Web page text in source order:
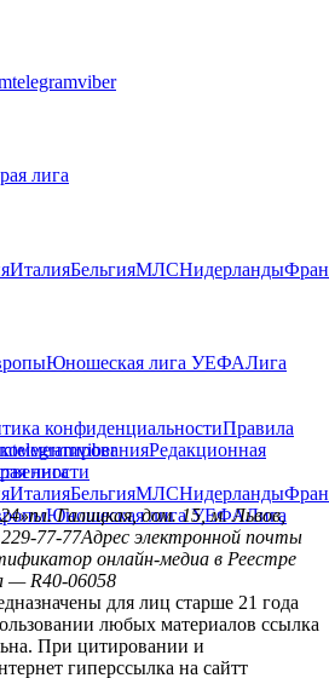
telegramviber
лига
ИталияБельгияМЛСНидерланды
Юношеская лига УЕФАЛига
конфиденциальностиПравила
Редакционная
telegramviber
лига
ИталияБельгияМЛСНидерланды
Юношеская лига УЕФАЛига
пл. Галицкая, дом. 15, м. Львов,
77-77Адрес электронной почты
онлайн-медиа в Реестре
— R40-06058
для лиц старше 21 года
любых материалов ссылка
При цитировании и
гиперссылка на сайтт